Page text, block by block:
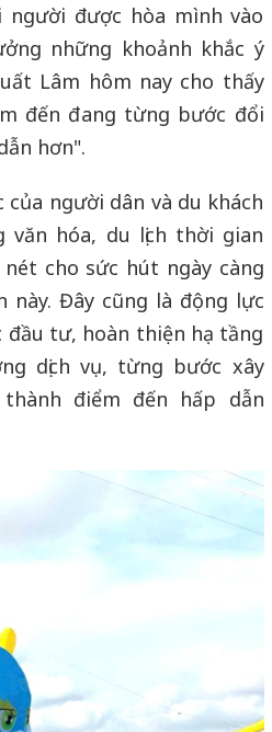
được hòa mình vào
những khoảnh khắc ý
Lâm hôm nay cho thấy
đến đang từng bước đổi
hơn".
người dân và du khách
văn hóa, du lịch thời gian
cho sức hút ngày càng
này. Đây cũng là động lực
đầu tư, hoàn thiện hạ tầng
dịch vụ, từng bước xây
điểm đến hấp dẫn